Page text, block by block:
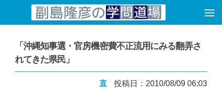
コンテンツへスキップ
「沖縄知事選・官房機密費不正流用にみる翻弄さ
れてきた県民」
直 投稿日：2010/08/09 06:03